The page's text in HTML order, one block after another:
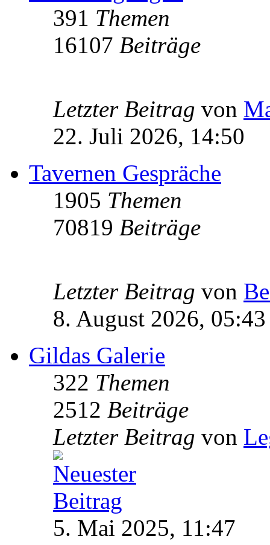
391 Themen
16107 Beiträge
Letzter Beitrag von
22. Juli 2026, 14:50
Tavernen Gespräche
1905 Themen
70819 Beiträge
Letzter Beitrag von
8. August 2026, 05:43
Gildas Galerie
322 Themen
2512 Beiträge
Letzter Beitrag von
5. Mai 2025, 11:47